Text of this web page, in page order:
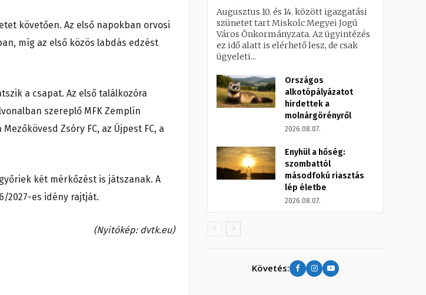
követően. Az első napokban orvosi
míg az első közös labdás edzést
a csapat. Az első találkozóra
szereplő MFK Zemplín
Zsóry FC, az Újpest FC, a
két mérkőzést is játszanak. A
2027-es idény rajtját.
(Nyitókép: dvtk.eu)
Augusztus 10. és 14. között igazgatási
szünetet tart Miskolc Megyei Jogú
Város Önkormányzata. Az ügyintézés
ez idő alatt is elérhető lesz, de csak
ügyeleti...
Országos
alkotópályázatot
hirdettek a
molnárgörényről
2026.08.07.
Enyhül a hőség:
szombattól
másodfokú riasztás
lép életbe
2026.08.07.
Követés: